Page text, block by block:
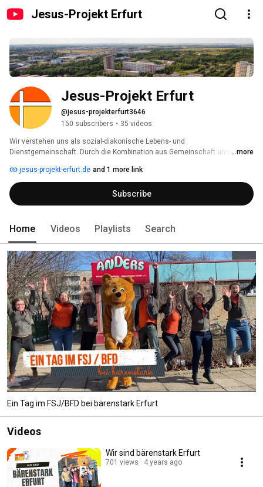
Jesus-Projekt Erfurt
Jesus-Projekt Erfurt
@jesus-projekterfurt3646
150 subscribers • 35 videos
Wir verstehen uns als sozial-diakonische Lebens- und
Dienstgemeinschaft. Durch die Kombination aus Gemeinschaft und
Berg” in Erfurt mit Wertschätzung und Annahme begegnen. Deshalb ist es
uns auch  wichtig, hier nicht nur zu arbeiten, sondern auch zu leben.
...more
jesus-projekt-erfurt.de and 1 more link
Subscribe
Home Videos Playlists Search
Ein Tag im FSJ/BFD bei bärenstark Erfurt
Videos
Wir sind bärenstark Erfurt
701 views 4 years ago